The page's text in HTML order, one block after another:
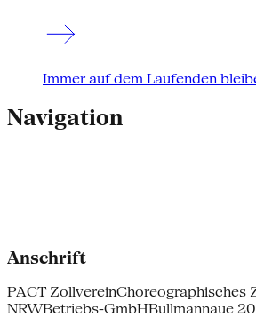
Immer auf dem Laufenden
Navigation
Anschrift
PACT ZollvereinChoreographisches
NRWBetriebs-GmbHBullmannaue